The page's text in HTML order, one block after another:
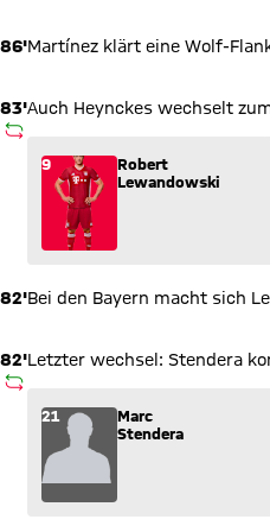
86'Martínez klärt eine Wolf-
83'
AUSWECHSLUNG
Auch Heynckes wechselt
Wechsel: Robert
9
Robert
Lewandowski
82'Bei den Bayern macht sich
82'
AUSWECHSLUNG
Letzter wechsel: Stendera
Wechsel: Marc Stendera
21
Marc
Stendera